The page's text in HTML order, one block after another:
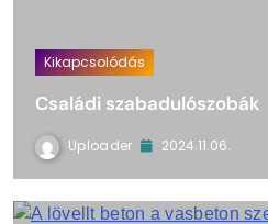
Kikapcsolódás
Családi szabadulószobák
Uploader 2024.11.06.